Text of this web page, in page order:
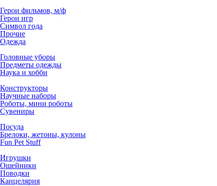
Герои фильмов, м/ф
Герои игр
Символ года
Прочие
Одежда
Головные уборы
Предметы одежды
Наука и хобби
Конструкторы
Научные наборы
Роботы, мини роботы
Сувениры
Посуда
Брелоки, жетоны, кулоны
Fun Pet Stuff
Игрушки
Ошейники
Поводки
Канцелярия